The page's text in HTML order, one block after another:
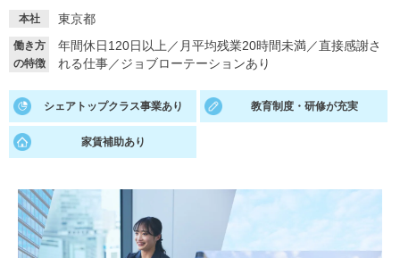
就活ノウハウ・サポート
就活支援 就活コラム
適職診断
就活ニュースペーパー
就活時事ニュースを更新 不明点があればこちら
本社 東京都
働き方
の特徴
年間休日120日以上 ／ 月平均残業20時間未満／直接感謝さ
れる仕事／ジョブローテーションあり
シェアトップクラス事業あり 教育制度・研修が充実
家賃補助あり